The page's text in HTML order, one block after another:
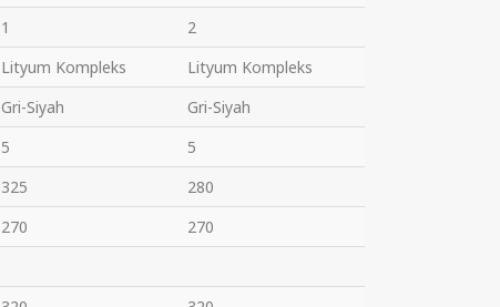
1
2
Lityum Kompleks
Lityum Kompleks
Gri-Siyah
Gri-Siyah
5
5
325
280
270
270